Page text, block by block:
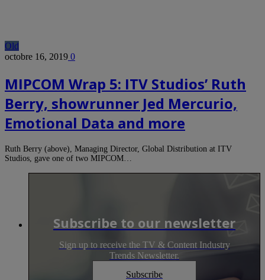
Old
octobre 16, 2019 0
MIPCOM Wrap 5: ITV Studios’ Ruth
Berry, showrunner Jed Mercurio,
Emotional Data and more
Ruth Berry (above), Managing Director, Global Distribution at ITV
Studios, gave one of two MIPCOM…
Subscribe to our newsletter
Sign up to receive the TV & Content Industry
Trends Newsletter.
Subscribe